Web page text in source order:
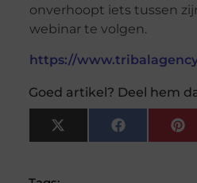
onverhoopt iets tussen
webinar te volgen.
https://
Goed artikel? Deel hem
X
(Twitter)
Facebook